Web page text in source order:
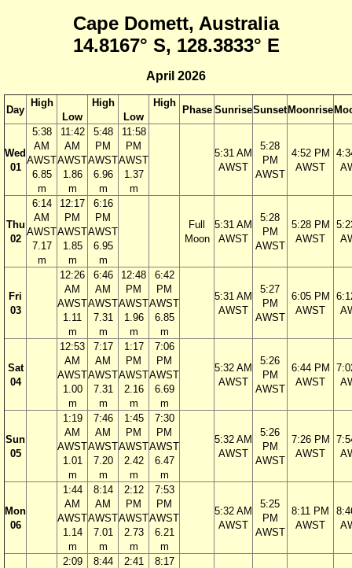
Cape Domett, Australia
14.8167° S, 128.3833° E
April 2026
Day
High
Low
High
Low
High
Phase SunriseSunsetMoonrise
Wed
01
5:38
AM
AWST
6.85
m
11:42
AM
AWST
1.86
m
5:48
PM
AWST
6.96
m
11:58
PM
AWST
1.37
m
5:31 AM
AWST
5:28
PM
AWST
4:52 PM
AWST
Thu
02
6:14
AM
AWST
7.17
m
12:17
PM
AWST
1.85
m
6:16
PM
AWST
6.95
m
Full
Moon
5:31 AM
AWST
5:28
PM
AWST
5:28 PM
AWST
Fri
03
12:26
AM
AWST
1.11
m
6:46
AM
AWST
7.31
m
12:48
PM
AWST
1.96
m
6:42
PM
AWST
6.85
m
5:31 AM
AWST
5:27
PM
AWST
6:05 PM
AWST
Sat
04
12:53
AM
AWST
1.00
m
7:17
AM
AWST
7.31
m
1:17
PM
AWST
2.16
m
7:06
PM
AWST
6.69
m
5:32 AM
AWST
5:26
PM
AWST
6:44 PM
AWST
Sun
05
1:19
AM
AWST
1.01
m
7:46
AM
AWST
7.20
m
1:45
PM
AWST
2.42
m
7:30
PM
AWST
6.47
m
5:32 AM
AWST
5:26
PM
AWST
7:26 PM
AWST
Mon
06
1:44
AM
AWST
1.14
m
8:14
AM
AWST
7.01
m
2:12
PM
AWST
2.73
m
7:53
PM
AWST
6.21
m
5:32 AM
AWST
5:25
PM
AWST
8:11 PM
AWST
2:09
8:44
2:41
8:17